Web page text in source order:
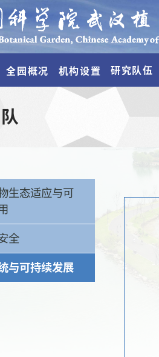
全园概况 机构设置 研究队伍
生态适应与可
全
与可持续发展